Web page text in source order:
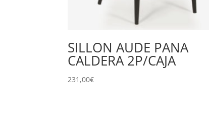
SILLON AUDE PANA
CALDERA 2P/CAJA
231,00€